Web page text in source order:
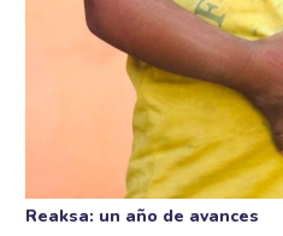
Reaksa: un año de avances